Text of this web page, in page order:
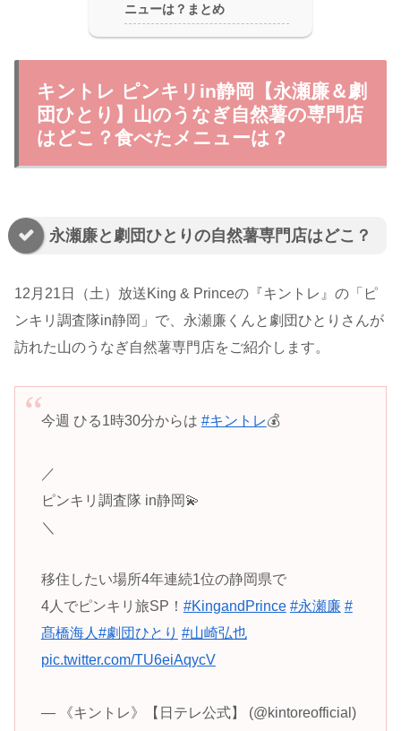
ニューは？まとめ
キントレ ピンキリin静岡【永瀬廉＆劇
団ひとり】山のうなぎ自然薯の専門店
はどこ？食べたメニューは？
永瀬廉と劇団ひとりの自然薯専門店はどこ？
12月21日（土）放送King & Princeの『キントレ』の「ピ
ンキリ調査隊in静岡」で、永瀬廉くんと劇団ひとりさんが
訪れた山のうなぎ自然薯専門店をご紹介します。
今週 ひる1時30分からは #キントレ💰
／
ピンキリ調査隊 in静岡💫
＼
移住したい場所4年連続1位の静岡県で
4人でピンキリ旅SP！ #KingandPrince #永瀬廉 #
髙橋海人#劇団ひとり #山崎弘也
pic.twitter.com/TU6eiAqycV
— 《キントレ》【日テレ公式】 (@kintoreofficial)